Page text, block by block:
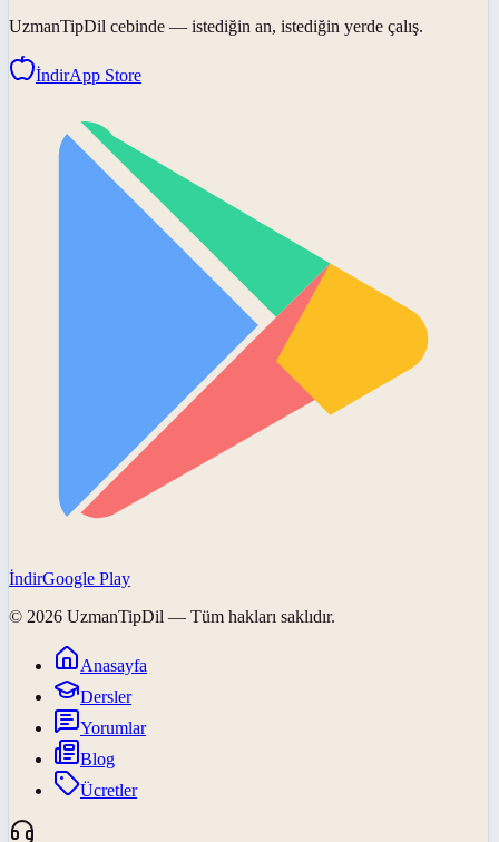
UzmanTipDil cebinde — istediğin an, istediğin yerde çalış.
İndirApp Store
İndirGoogle Play
© 2026 UzmanTipDil — Tüm hakları saklıdır.
Anasayfa
Dersler
Yorumlar
Blog
Ücretler